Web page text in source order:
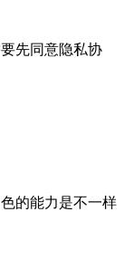
先同意隐私协
的能力是不一样